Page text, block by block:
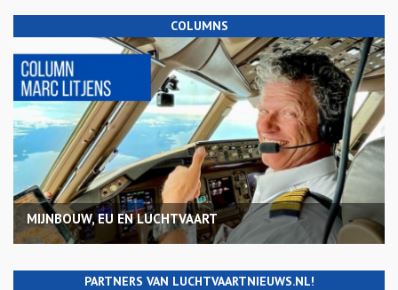
COLUMNS
MIJNBOUW, EU EN LUCHTVAART
PARTNERS VAN LUCHTVAARTNIEUWS.NL!